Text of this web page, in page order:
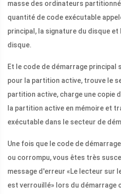
masse des ordinateurs
quantité de code exécutable
principal, la signature du disque
disque.
Et le code de démarrage principal
pour la partition active, trouve le
partition active, charge une copie
la partition active en mémoire et
exécutable dans le secteur de
Une fois que le code de
ou corrompu, vous êtes très
message d'erreur «Le lecteur sur
est verrouillé» lors du démarrage